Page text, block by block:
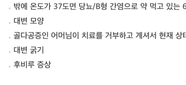
밖에 온도가 37도면 당뇨/B형 간염으로 약 먹고 있는
대변 모양
골다공증인 어머님이 치료를 거부하고 계셔서 현재 상
대변 굵기
후비루 증상